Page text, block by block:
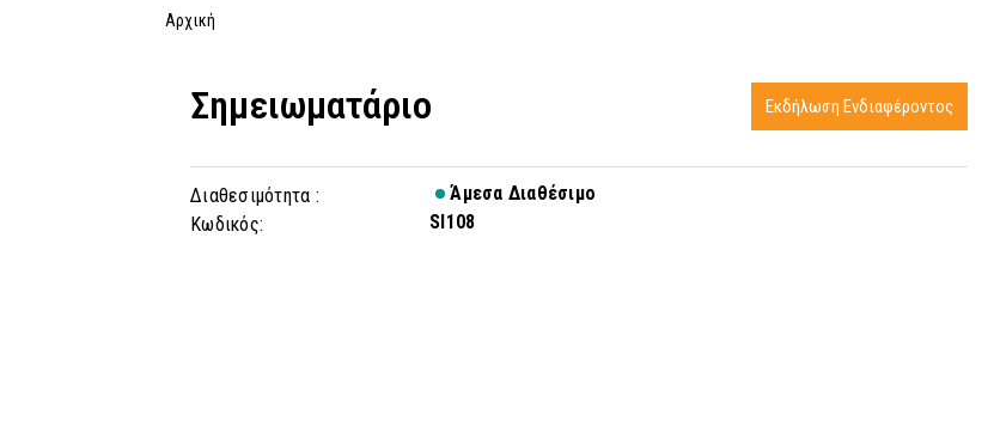
Αρχική
Σημειωματάριο
Διαθεσιμότητα :
Άμεσα Διαθέσιμο
Κωδικός:
SI108
Εκδήλωση Ενδιαφέροντος